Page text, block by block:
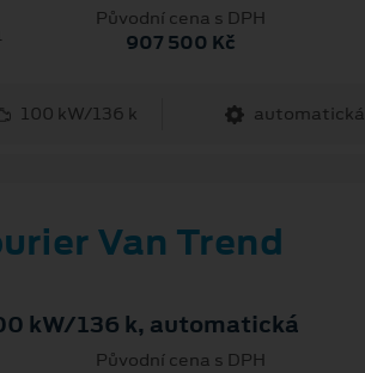
Původní cena s DPH
907 500 Kč
100 kW/136 k automatická
Van Trend
kW/136 k, automatická
Původní cena s DPH